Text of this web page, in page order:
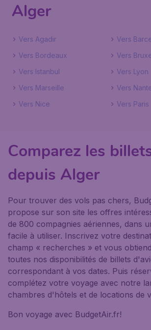
Alger
Vers Agadir
Vers
Vers Bordeaux
Vers
Vers Istanbul
Vers Lyon
Vers Marseille
Vers
Vers Nice
Vers Paris
Comparez les
depuis Alger
Pour trouver des vols pas chers,
propose sur son site les offres
de 800 compagnies aériennes, dans
facile à utiliser. Inscrivez votre
champ « recherches » et vous
toutes nos disponibilités de billets
correspondant à vos dates. Puis
complétez votre voyage avec notre
chambres d'hôtels et de locations de
Bon voyage avec BudgetAir.fr!